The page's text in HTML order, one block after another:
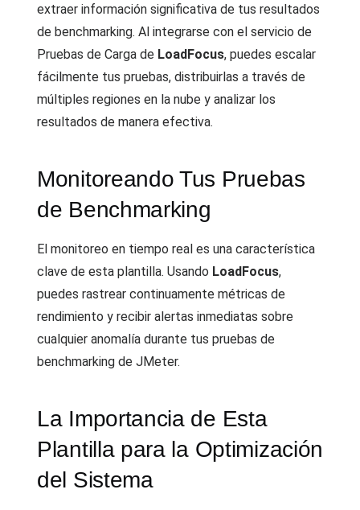
extraer información significativa de tus resultados
de benchmarking. Al integrarse con el servicio de
Pruebas de Carga de LoadFocus, puedes escalar
fácilmente tus pruebas, distribuirlas a través de
múltiples regiones en la nube y analizar los
resultados de manera efectiva.
Monitoreando Tus Pruebas
de Benchmarking
El monitoreo en tiempo real es una característica
clave de esta plantilla. Usando LoadFocus,
puedes rastrear continuamente métricas de
rendimiento y recibir alertas inmediatas sobre
cualquier anomalía durante tus pruebas de
benchmarking de JMeter.
La Importancia de Esta
Plantilla para la Optimización
del Sistema